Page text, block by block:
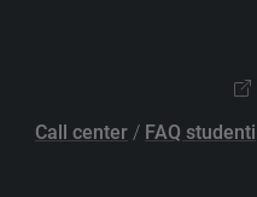
Call center / FAQ studenti